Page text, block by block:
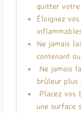
quitter votre
Éloignez
Ne jamais
contenant
Ne jamais
brûleur plus
Placez vos
une surface